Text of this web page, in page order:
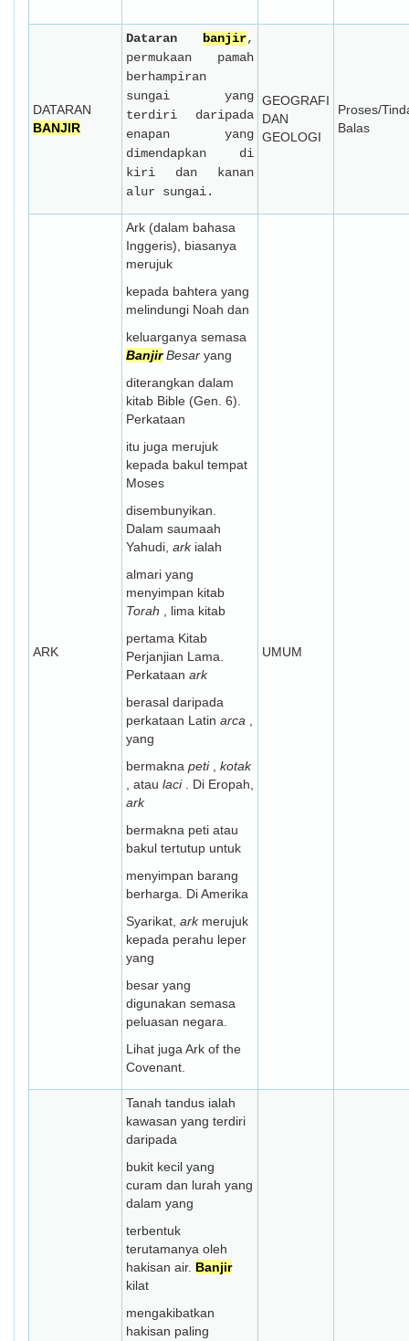
DATARAN
BANJIR
Dataran banjir,
permukaan pamah
berhampiran
sungai yang
terdiri daripada
enapan yang
dimendapkan di
kiri dan kanan
alur sungai.
GEOGRAFI
DAN
GEOLOGI
Proses/
Balas
ARK
Ark (dalam bahasa
Inggeris), biasanya
merujuk
kepada bahtera yang
melindungi Noah dan
keluarganya semasa
BanjirBesar yang
diterangkan dalam
kitab Bible (Gen. 6).
Perkataan
itu juga merujuk
kepada bakul tempat
Moses
disembunyikan.
Dalam saumaah
Yahudi, ark ialah
almari yang
menyimpan kitab
Torah
, lima kitab
pertama Kitab
Perjanjian Lama.
Perkataan ark
berasal daripada
perkataan Latin arca
yang
bermakna peti
kotak
, atau laci
. Di Eropah,
ark
bermakna peti atau
bakul tertutup untuk
menyimpan barang
berharga. Di Amerika
Syarikat, ark merujuk
kepada perahu leper
yang
besar yang
digunakan semasa
peluasan negara.
Lihat juga Ark of the
Covenant.
UMUM
Tanah tandus ialah
kawasan yang terdiri
daripada
bukit kecil yang
curam dan lurah yang
dalam yang
terbentuk
terutamanya oleh
hakisan air. Banjir
kilat
mengakibatkan
hakisan paling